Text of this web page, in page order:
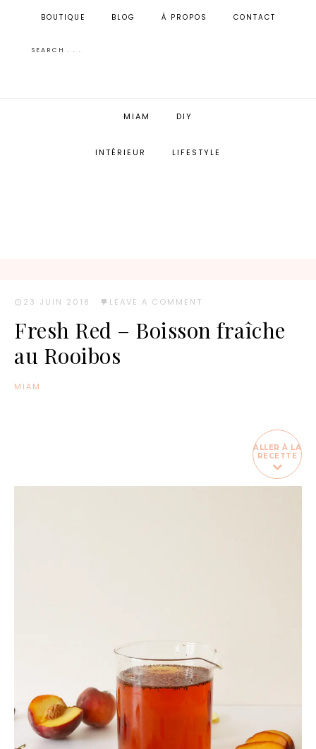
BOUTIQUE BLOG À PROPOS CONTACT
MIAM DIY
INTÉRIEUR LIFESTYLE
23 JUIN 2018 · LEAVE A COMMENT
Fresh Red – Boisson fraîche
au Rooibos
MIAM
ALLER À LA
RECETTE